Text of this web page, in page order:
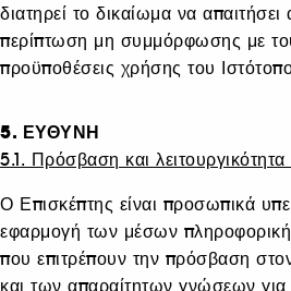
διατηρεί το δικαίωμα να
περίπτωση μη συμμόρφωσης με
προϋποθέσεις χρήσης του
5. ΕΥΘΥΝΗ
5.1. Πρόσβαση και λειτουργικότητα
Ο Επισκέπτης είναι προσωπικά
εφαρμογή των μέσων
που επιτρέπουν την πρόσβαση
και των απαραίτητων γνώσεων